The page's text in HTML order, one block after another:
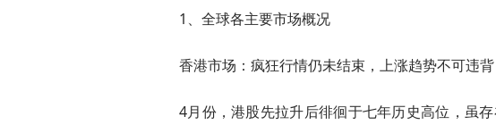
1、全球各主要市场概况
香港市场：疯狂行情仍未结束，上涨趋势不可违背
4月份，港股先拉升后徘徊于七年历史高位，虽